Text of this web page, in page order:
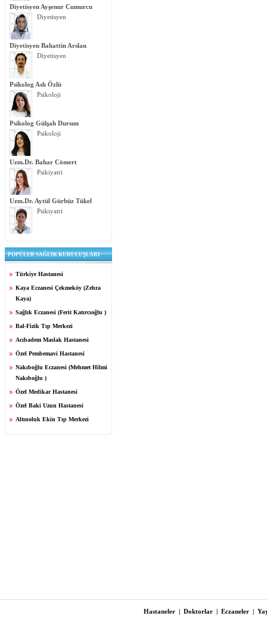
Diyetisyen Ayşenur Cumurcu
Diyetisyen
Diyetisyen Bahattin Arslan
Diyetisyen
Psikolog Aslı Özlü
Psikoloji
Psikolog Gülşah Dursun
Psikoloji
Uzm.Dr. Bahar Cömert
Psikiyatri
Uzm.Dr. Aytül Gürbüz Tükel
Psikiyatri
POPÜLER SAĞLIK KURULUŞLARI
Türkiye Hastanesi
Kaya Eczanesi Çekmeköy (Zehra
Kaya)
Sağlık Eczanesi (Ferit Katırcıoğlu )
Bal-Fizik Tıp Merkezi
Acıbadem Maslak Hastanesi
Özel Pembemavi Hastanesi
Nakıboğlu Eczanesi (Mehmet Hilmi
Nakıboğlu )
Özel Medikar Hastanesi
Özel Baki Uzun Hastanesi
Altınoluk Ekin Tıp Merkezi
Hastaneler | Doktorlar | Eczaneler |